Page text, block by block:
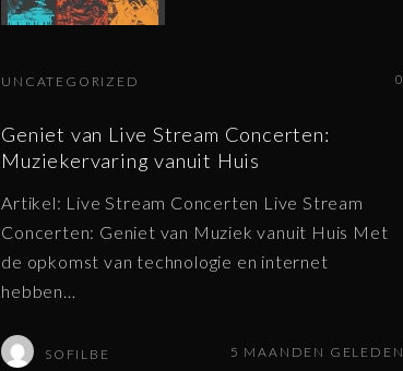
0
UNCATEGORIZED
Geniet van Live Stream Concerten:
Muziekervaring vanuit Huis
Artikel: Live Stream Concerten Live Stream
Concerten: Geniet van Muziek vanuit Huis Met
de opkomst van technologie en internet
hebben…
SOFILBE 5 MAANDEN GELEDEN